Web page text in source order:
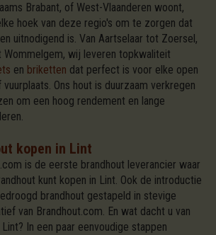
Brabant, of West-Vlaanderen woont,
hoek van deze regio's om te zorgen dat
uitnodigend is. Van Aartselaar tot Zoersel,
Wommelgem, wij leveren topkwaliteit
en briketten dat perfect is voor elke open
vuurplaats. Ons hout is duurzaam verkregen
om een hoog rendement en lange
kopen in Lint
is de eerste brandhout leverancier waar
kunt kopen in Lint. Ook de introductie
brandhout gestapeld in stevige
van Brandhout.com. En wat dacht u van
In een paar eenvoudige stappen